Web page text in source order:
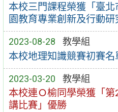
本校三門課程榮獲「臺
園教育專業創新及行動
2023-08-28 教學組
本校地理知識競賽初賽名
2023-03-20 教學組
本校連Ｏ榆同學榮獲「
講比賽」優勝